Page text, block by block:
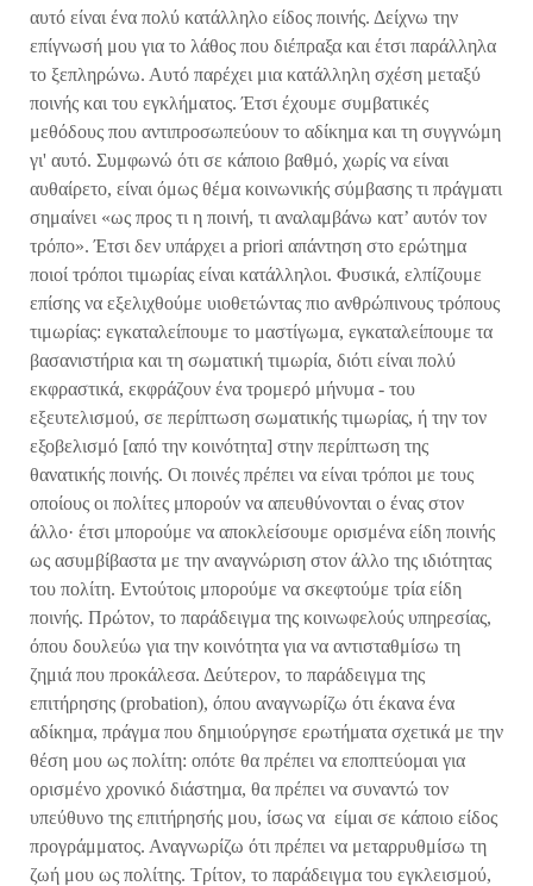
αυτό είναι ένα πολύ κατάλληλο είδος ποινής. Δείχνω την
επίγνωσή μου για το λάθος που διέπραξα και έτσι παράλληλα
το ξεπληρώνω. Αυτό παρέχει μια κατάλληλη σχέση μεταξύ
ποινής και του εγκλήματος. Έτσι έχουμε συμβατικές
μεθόδους που αντιπροσωπεύουν το αδίκημα και τη συγγνώμη
γι' αυτό. Συμφωνώ ότι σε κάποιο βαθμό, χωρίς να είναι
αυθαίρετο, είναι όμως θέμα κοινωνικής σύμβασης τι πράγματι
σημαίνει «ως προς τι η ποινή, τι αναλαμβάνω κατ’ αυτόν τον
τρόπο». Έτσι δεν υπάρχει a priori απάντηση στο ερώτημα
ποιοί τρόποι τιμωρίας είναι κατάλληλοι. Φυσικά, ελπίζουμε
επίσης να εξελιχθούμε υιοθετώντας πιο ανθρώπινους τρόπους
τιμωρίας: εγκαταλείπουμε το μαστίγωμα, εγκαταλείπουμε τα
βασανιστήρια και τη σωματική τιμωρία, διότι είναι πολύ
εκφραστικά, εκφράζουν ένα τρομερό μήνυμα - του
εξευτελισμού, σε περίπτωση σωματικής τιμωρίας, ή την τον
εξοβελισμό [από την κοινότητα] στην περίπτωση της
θανατικής ποινής. Οι ποινές πρέπει να είναι τρόποι με τους
οποίους οι πολίτες μπορούν να απευθύνονται ο ένας στον
άλλο· έτσι μπορούμε να αποκλείσουμε ορισμένα είδη ποινής
ως ασυμβίβαστα με την αναγνώριση στον άλλο της ιδιότητας
του πολίτη. Εντούτοις μπορούμε να σκεφτούμε τρία είδη
ποινής. Πρώτον, το παράδειγμα της κοινωφελούς υπηρεσίας,
όπου δουλεύω για την κοινότητα για να αντισταθμίσω τη
ζημιά που προκάλεσα. Δεύτερον, το παράδειγμα της
επιτήρησης (probation), όπου αναγνωρίζω ότι έκανα ένα
αδίκημα, πράγμα που δημιούργησε ερωτήματα σχετικά με την
θέση μου ως πολίτη: οπότε θα πρέπει να εποπτεύομαι για
ορισμένο χρονικό διάστημα, θα πρέπει να συναντώ τον
υπεύθυνο της επιτήρησής μου, ίσως να είμαι σε κάποιο είδος
προγράμματος. Αναγνωρίζω ότι πρέπει να μεταρρυθμίσω τη
ζωή μου ως πολίτης. Τρίτον, το παράδειγμα του εγκλεισμού,